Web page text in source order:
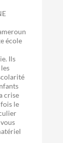
école
Ils
crise
le